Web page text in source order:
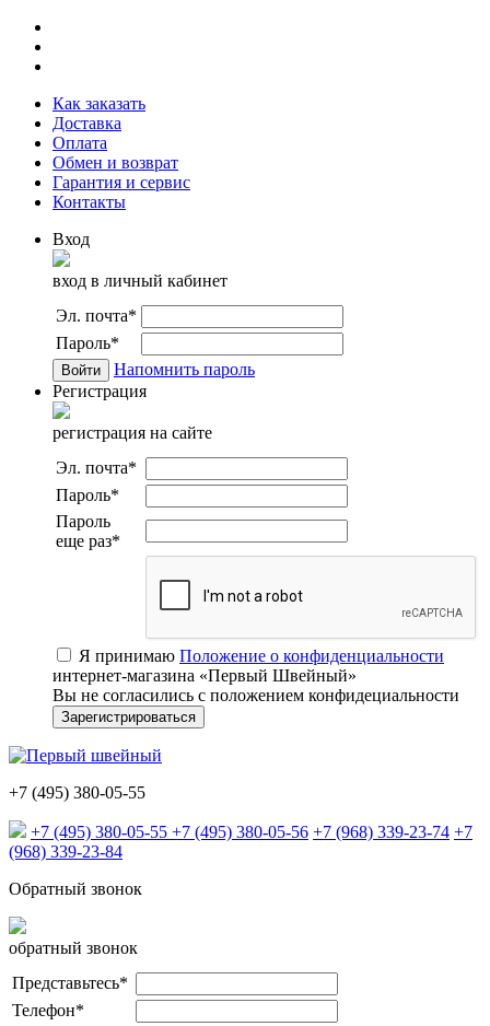
Как заказать
Доставка
Оплата
Обмен и возврат
Гарантия и сервис
Контакты
Вход
вход в личный кабинет
Эл. почта*
Пароль*
Напомнить пароль
Регистрация
регистрация на сайте
Эл. почта*
Пароль*
Пароль
еще раз*
Я принимаю Положение о конфиденциальности
интернет-магазина «Первый Швейный»
Вы не согласились с положением конфидециальности
+7 (495) 380-05-55
+7 (495) 380-05-55 +7 (495) 380-05-56 +7 (968) 339-23-74 +7
(968) 339-23-84
Обратный звонок
обратный звонок
Представьтесь*
Телефон*